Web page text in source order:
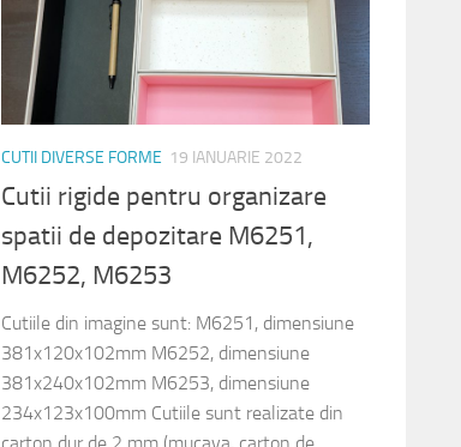
CUTII DIVERSE FORME 19 IANUARIE 2022
Cutii rigide pentru organizare
spatii de depozitare M6251,
M6252, M6253
Cutiile din imagine sunt: M6251, dimensiune
381x120x102mm M6252, dimensiune
381x240x102mm M6253, dimensiune
234x123x100mm Cutiile sunt realizate din